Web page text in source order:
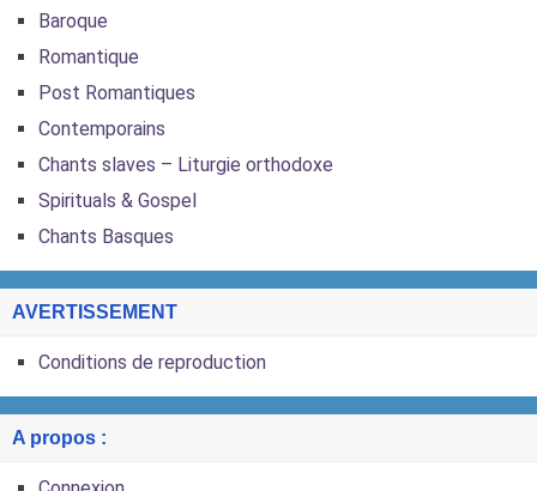
Baroque
Romantique
Post Romantiques
Contemporains
Chants slaves – Liturgie orthodoxe
Spirituals & Gospel
Chants Basques
AVERTISSEMENT
Conditions de reproduction
A propos :